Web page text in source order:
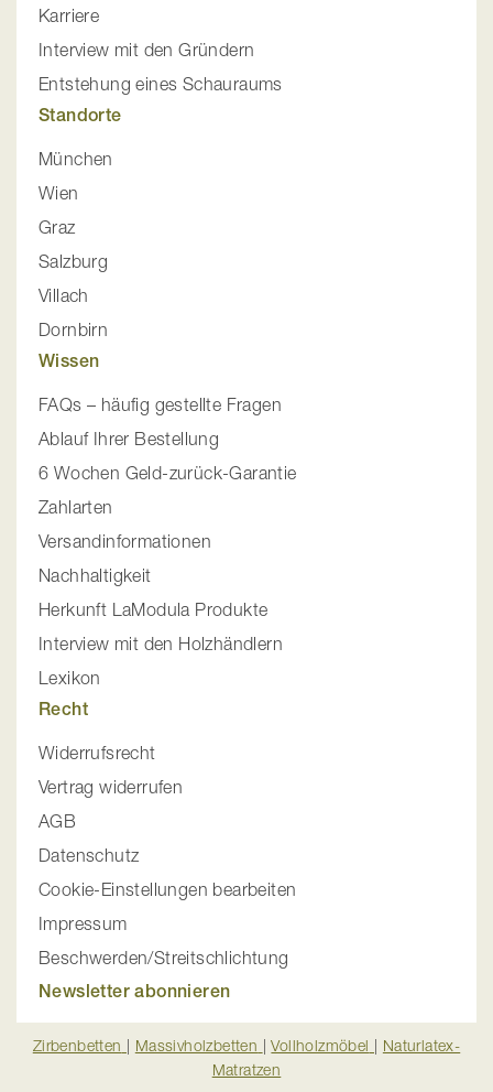
Karriere
Interview mit den Gründern
Entstehung eines Schauraums
Standorte
München
Wien
Graz
Salzburg
Villach
Dornbirn
Wissen
FAQs – häufig gestellte Fragen
Ablauf Ihrer Bestellung
6 Wochen Geld-zurück-Garantie
Zahlarten
Versandinformationen
Nachhaltigkeit
Herkunft LaModula Produkte
Interview mit den Holzhändlern
Lexikon
Recht
Widerrufsrecht
Vertrag widerrufen
AGB
Datenschutz
Cookie-Einstellungen bearbeiten
Impressum
Beschwerden/Streitschlichtung
Newsletter abonnieren
Zirbenbetten | Massivholzbetten |Vollholzmöbel | Naturlatex-
Matratzen